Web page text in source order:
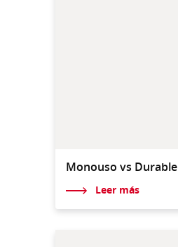
Monouso vs Durable
Leer más